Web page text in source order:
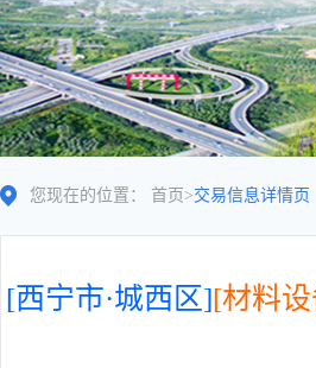
您现在的位置： 首页 >交易信息详情页
[西宁市·城西区][材料